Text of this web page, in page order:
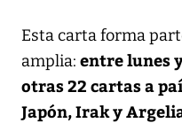
Esta carta forma
amplia: entre lunes
otras 22 cartas a
Japón, Irak y